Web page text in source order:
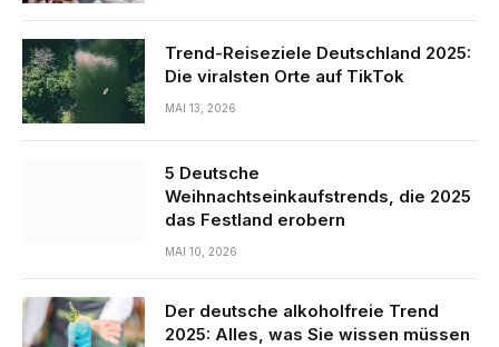
Trend-Reiseziele Deutschland 2025:
Die viralsten Orte auf TikTok
MAI 13, 2026
5 Deutsche
Weihnachtseinkaufstrends, die 2025
das Festland erobern
MAI 10, 2026
Der deutsche alkoholfreie Trend
2025: Alles, was Sie wissen müssen